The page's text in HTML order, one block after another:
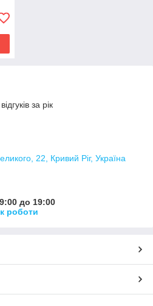
за рік
22, Кривий Ріг, Україна
до 19:00
роботи